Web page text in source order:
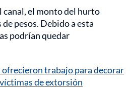
el monto del hurto
pesos. Debido a esta
podrían quedar
ofrecieron trabajo para decorar
de extorsión